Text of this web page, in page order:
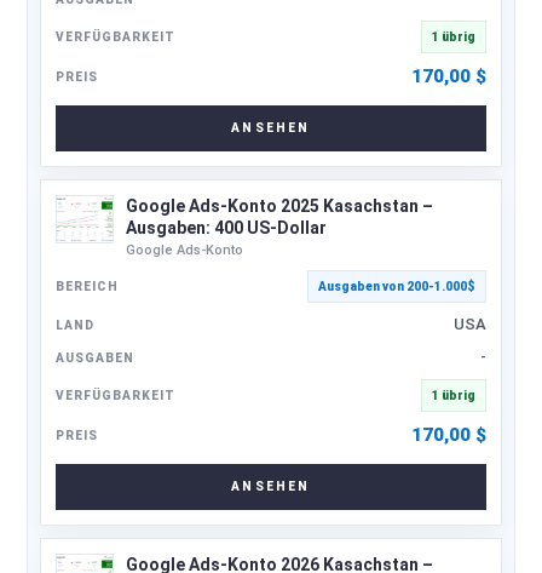
1 übrig
170,00 $
ANSEHEN
Google Ads-Konto 2025 Kasachstan –
Ausgaben: 400 US-Dollar
Google Ads-Konto
Ausgaben von 200-1.000$
USA
-
1 übrig
170,00 $
ANSEHEN
Google Ads-Konto 2026 Kasachstan –